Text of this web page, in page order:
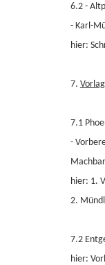
6.2 -
- Karl-
hier:
7.
7.1
-
hier: 1.
2.
7.2
hier: